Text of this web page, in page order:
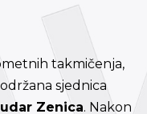
takmičenja,
sjednica
Zenica. Nakon